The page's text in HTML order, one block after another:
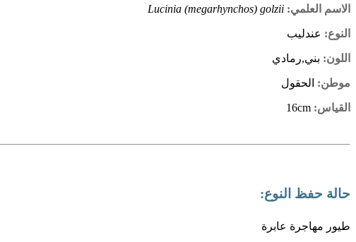
الاسم العلمي: Lucinia (megarhynchos) golzii
النوع: عندليب
اللون: بني,رمادي
موطن: الحقول
القياس:
حالة حفظ النوع:
طيور مهاجرة عابرة